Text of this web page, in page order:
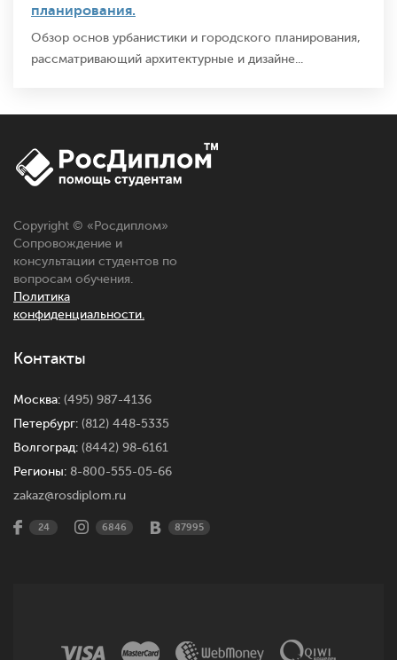
планирования.
Обзор основ урбанистики и городского планирования,
рассматривающий архитектурные и дизайне...
Copyright © « Росдиплом»
Сопровождение и
консультации студентов по
вопросам обучения.
Политика
конфиденциальности.
Контакты
Москва: (495) 987-4136
Петербург: (812) 448-5335
Волгоград: (8442) 98-6161
Регионы: 8-800-555-05-66
zakaz@rosdiplom.ru
24 6846 87995